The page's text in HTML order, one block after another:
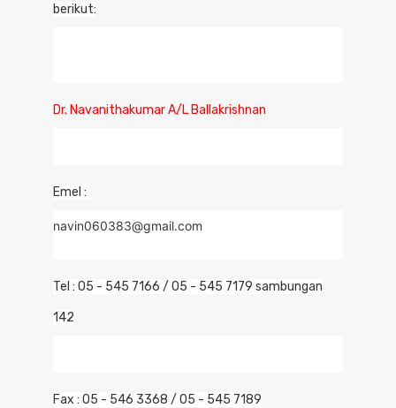
berikut:
Dr. Navanithakumar A/L Ballakrishnan
Emel :
navin060383@gmail.com
Tel : 05 - 545 7166 / 05 - 545 7179 sambungan
142
Fax : 05 - 546 3368 / 05 - 545 7189